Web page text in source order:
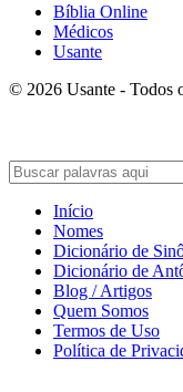
Bíblia Online
Médicos
Usante
© 2026 Usante - Todos
Início
Nomes
Dicionário de
Dicionário de
Blog / Artigos
Quem Somos
Termos de Uso
Política de